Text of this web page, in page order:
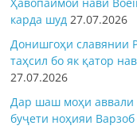
карда шуд 27.07.2026
Донишгоҳи славянии
таҳсил бо як қатор
27.07.2026
Дар шаш моҳи аввали
буҷети ноҳияи